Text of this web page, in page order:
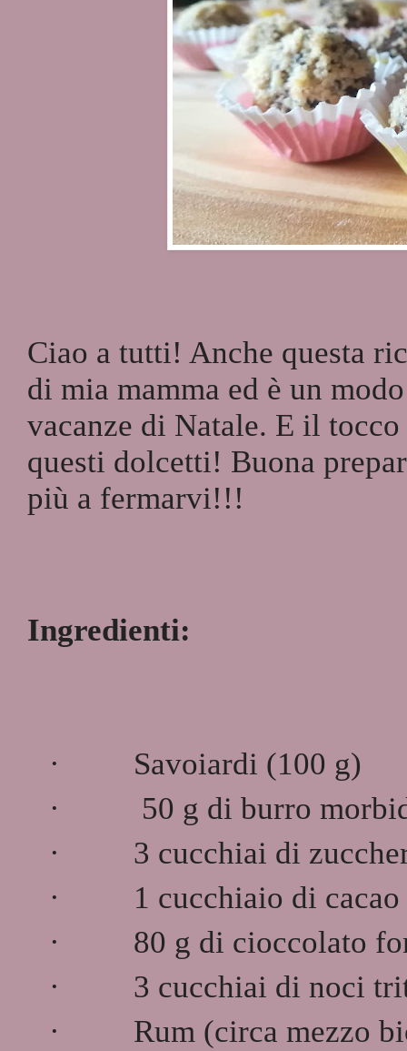
Ciao a tutti! Anche questa
di mia mamma ed è un
vacanze di Natale. E il
questi dolcetti! Buona
più a fermarvi!!!
Ingredienti:
·
Savoiardi (100 g)
·
50 g di burro
·
3 cucchiai di
·
1 cucchiaio di cacao
·
80 g di cioccolato
·
3 cucchiai di noci
·
Rum (circa mezzo